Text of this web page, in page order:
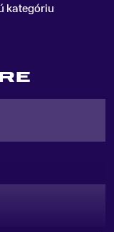
kategóriu